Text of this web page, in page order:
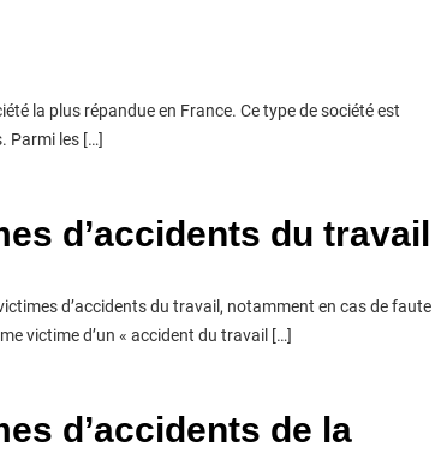
la plus répandue en France. Ce type de société est
Parmi les […]
d’accidents du travail
d’accidents du travail, notamment en cas de faute
victime d’un « accident du travail […]
d’accidents de la